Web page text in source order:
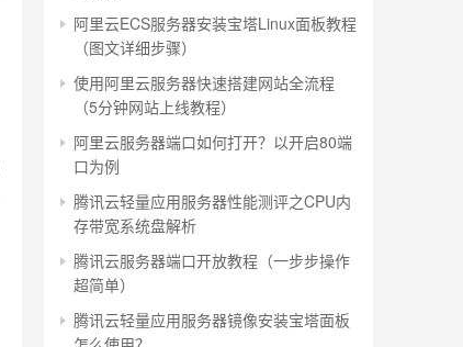
阿里云ECS服务器安装宝塔Linux面板教程
（图文详细步骤）
使用阿里云服务器快速搭建网站全流程
（5分钟网站上线教程）
阿里云服务器端口如何打开？以开启80端
口为例
腾讯云轻量应用服务器性能测评之CPU内
存带宽系统盘解析
腾讯云服务器端口开放教程（一步步操作
超简单）
腾讯云轻量应用服务器镜像安装宝塔面板